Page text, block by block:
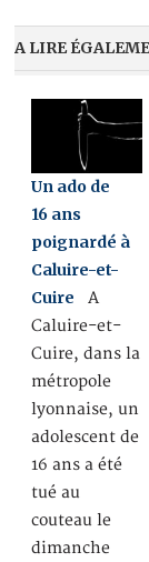
A LIRE
Un ado de
16 ans
poignardé à
Caluire-et-
Cuire A
Caluire-et-
Cuire, dans la
métropole
lyonnaise, un
adolescent de
16 ans a été
tué au
couteau le
dimanche